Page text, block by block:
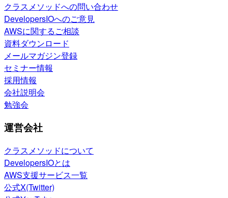
クラスメソッドへの問い合わせ
DevelopersIOへのご意見
AWSに関するご相談
資料ダウンロード
メールマガジン登録
セミナー情報
採用情報
会社説明会
勉強会
運営会社
クラスメソッドについて
DevelopersIOとは
AWS支援サービス一覧
公式X(Twitter)